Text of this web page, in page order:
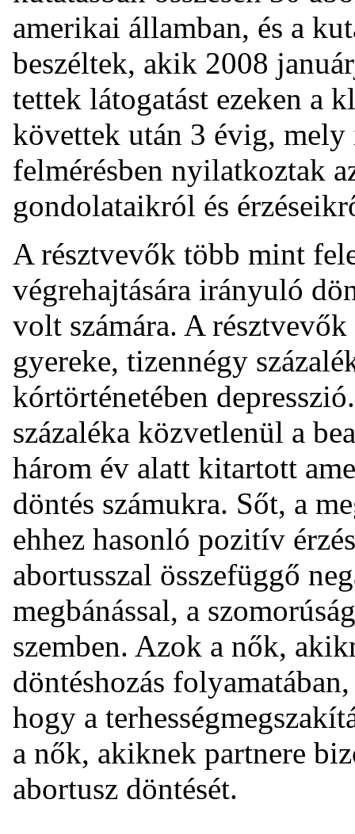
amerikai államban, és a
beszéltek, akik 2008
tettek látogatást ezeken a
követtek után 3 évig,
felmérésben nyilatkoztak
gondolataikról és
A résztvevők több mint
végrehajtására irányuló
volt számára. A
gyereke, tizennégy
kórtörténetében
százaléka közvetlenül a
három év alatt kitartott
döntés számukra. Sőt, a
ehhez hasonló pozitív
abortusszal összefüggő
megbánással, a
szemben. Azok a nők,
döntéshozás
hogy a
a nők, akiknek partnere
abortusz döntését.